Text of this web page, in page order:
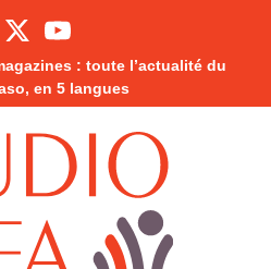
: toute l’actualité du
en 5 langues